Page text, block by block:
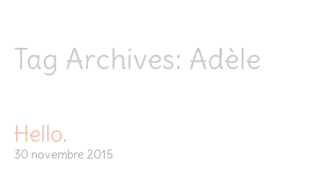
Tag Archives: Adèle
Hello.
30 novembre 2015